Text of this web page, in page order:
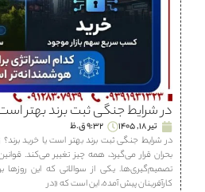
در شرایط جنگی ثبت برند بهتر است
تیر 18, 1405
9:32 ق.ظ
در شرایط جنگی ثبت برند بهتر است یا خرید
بحران قرار می‌گیرد، همه چیز تغییر می‌کند.
تصمیم‌گیری‌ها. یکی از سوالاتی که این روزها
کارآفرینان پیش آمده، این است که «در